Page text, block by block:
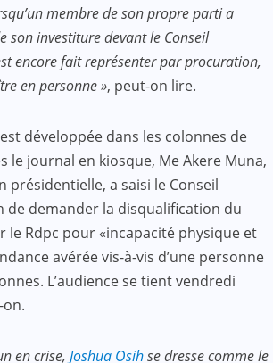
membre de son propre parti a
son investiture devant le Conseil
encore fait représenter par procuration,
en personne », peut-on lire.
développée dans les colonnes de
le journal en kiosque, Me Akere Muna,
présidentielle, a saisi le Conseil
de demander la disqualification du
le Rdpc pour «incapacité physique et
avérée vis-à-vis d’une personne
L’audience se tient vendredi
en crise, Joshua Osihse dresse comme le